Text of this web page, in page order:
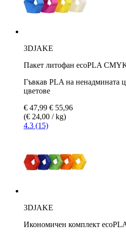
3DJAKE
Пакет литофан ecoPLA
Гъвкав PLA на ненадмината
цветове
€ 47,99 € 55,96
(€ 24,00 / kg)
4.3 (15)
3DJAKE
Икономичен комплект